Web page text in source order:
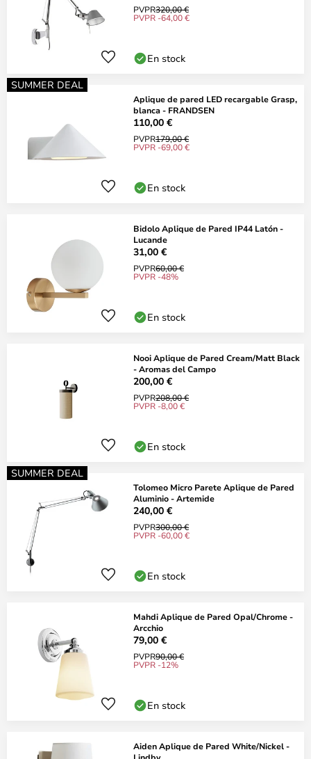
PVPR320,00 €
PVPR -64,00 €
En stock
SUMMER DEAL
Aplique de pared LED recargable Grasp,
blanca - FRANDSEN
110,00 €
PVPR179,00 €
PVPR -69,00 €
En stock
Bidolo Aplique de Pared IP44 Latón -
Lucande
31,00 €
PVPR60,00 €
PVPR -48%
En stock
Nooi Aplique de Pared Cream/Matt Black
- Aromas del Campo
200,00 €
PVPR208,00 €
PVPR -8,00 €
En stock
SUMMER DEAL
Tolomeo Micro Parete Aplique de Pared
Aluminio - Artemide
240,00 €
PVPR300,00 €
PVPR -60,00 €
En stock
Mahdi Aplique de Pared Opal/Chrome -
Arcchio
79,00 €
PVPR90,00 €
PVPR -12%
En stock
Aiden Aplique de Pared White/Nickel -